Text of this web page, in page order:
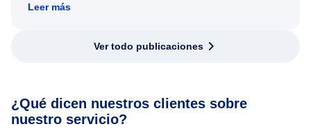
Leer más
Ver todo publicaciones
¿Qué dicen nuestros clientes sobre
nuestro servicio?